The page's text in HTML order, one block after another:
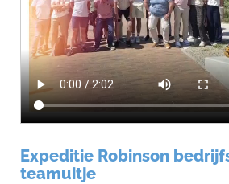
Expeditie Robinson
teamuitje